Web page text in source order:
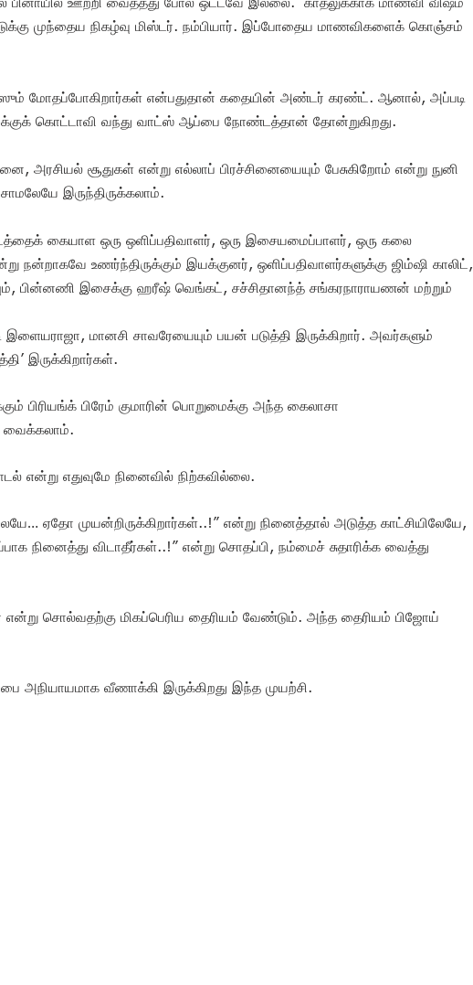
முந்தைய நிகழ்வு மிஸ்டர். நம்பியார். இப்போதைய மாணவிகளைக் கொஞ்சம்
மோதப்போகிறார்கள் என்பதுதான் கதையின் அண்டர் கரண்ட். ஆனால், அப்படி
கொட்டாவி வந்து வாட்ஸ் ஆப்பை நோண்டத்தான் தோன்றுகிறது.
அரசியல் சூதுகள் என்று எல்லாப் பிரச்சினையையும் பேசுகிறோம் என்று நுனி
இருந்திருக்கலாம்.
கையாள ஒரு ஒளிப்பதிவாளர், ஒரு இசையமைப்பாளர், ஒரு கலை
நன்றாகவே உணர்ந்திருக்கும் இயக்குனர், ஒளிப்பதிவாளர்களுக்கு ஜிம்ஷி காலிட்,
பின்னணி இசைக்கு ஹரீஷ் வெங்கட், சச்சிதானந்த் சங்கரநாராயணன் மற்றும்
இளையராஜா, மானசி சாவரேயையும் பயன் படுத்தி இருக்கிறார். அவர்களும்
இருக்கிறார்கள்.
பிரியங்க் பிரேம் குமாரின் பொறுமைக்கு அந்த கைலாசா
வைக்கலாம்.
என்று எதுவுமே நினைவில் நிற்கவில்லை.
ஏதோ முயன்றிருக்கிறார்கள்..!” என்று நினைத்தால் அடுத்த காட்சியிலேயே,
நினைத்து விடாதீர்கள்..!” என்று சொதப்பி, நம்மைச் சுதாரிக்க வைத்து
சொல்வதற்கு மிகப்பெரிய தைரியம் வேண்டும். அந்த தைரியம் பிஜோய்
அநியாயமாக வீணாக்கி இருக்கிறது இந்த முயற்சி.